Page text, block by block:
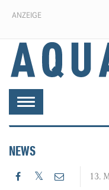
ANZEIGE
Toggle
navigation
NEWS
13.